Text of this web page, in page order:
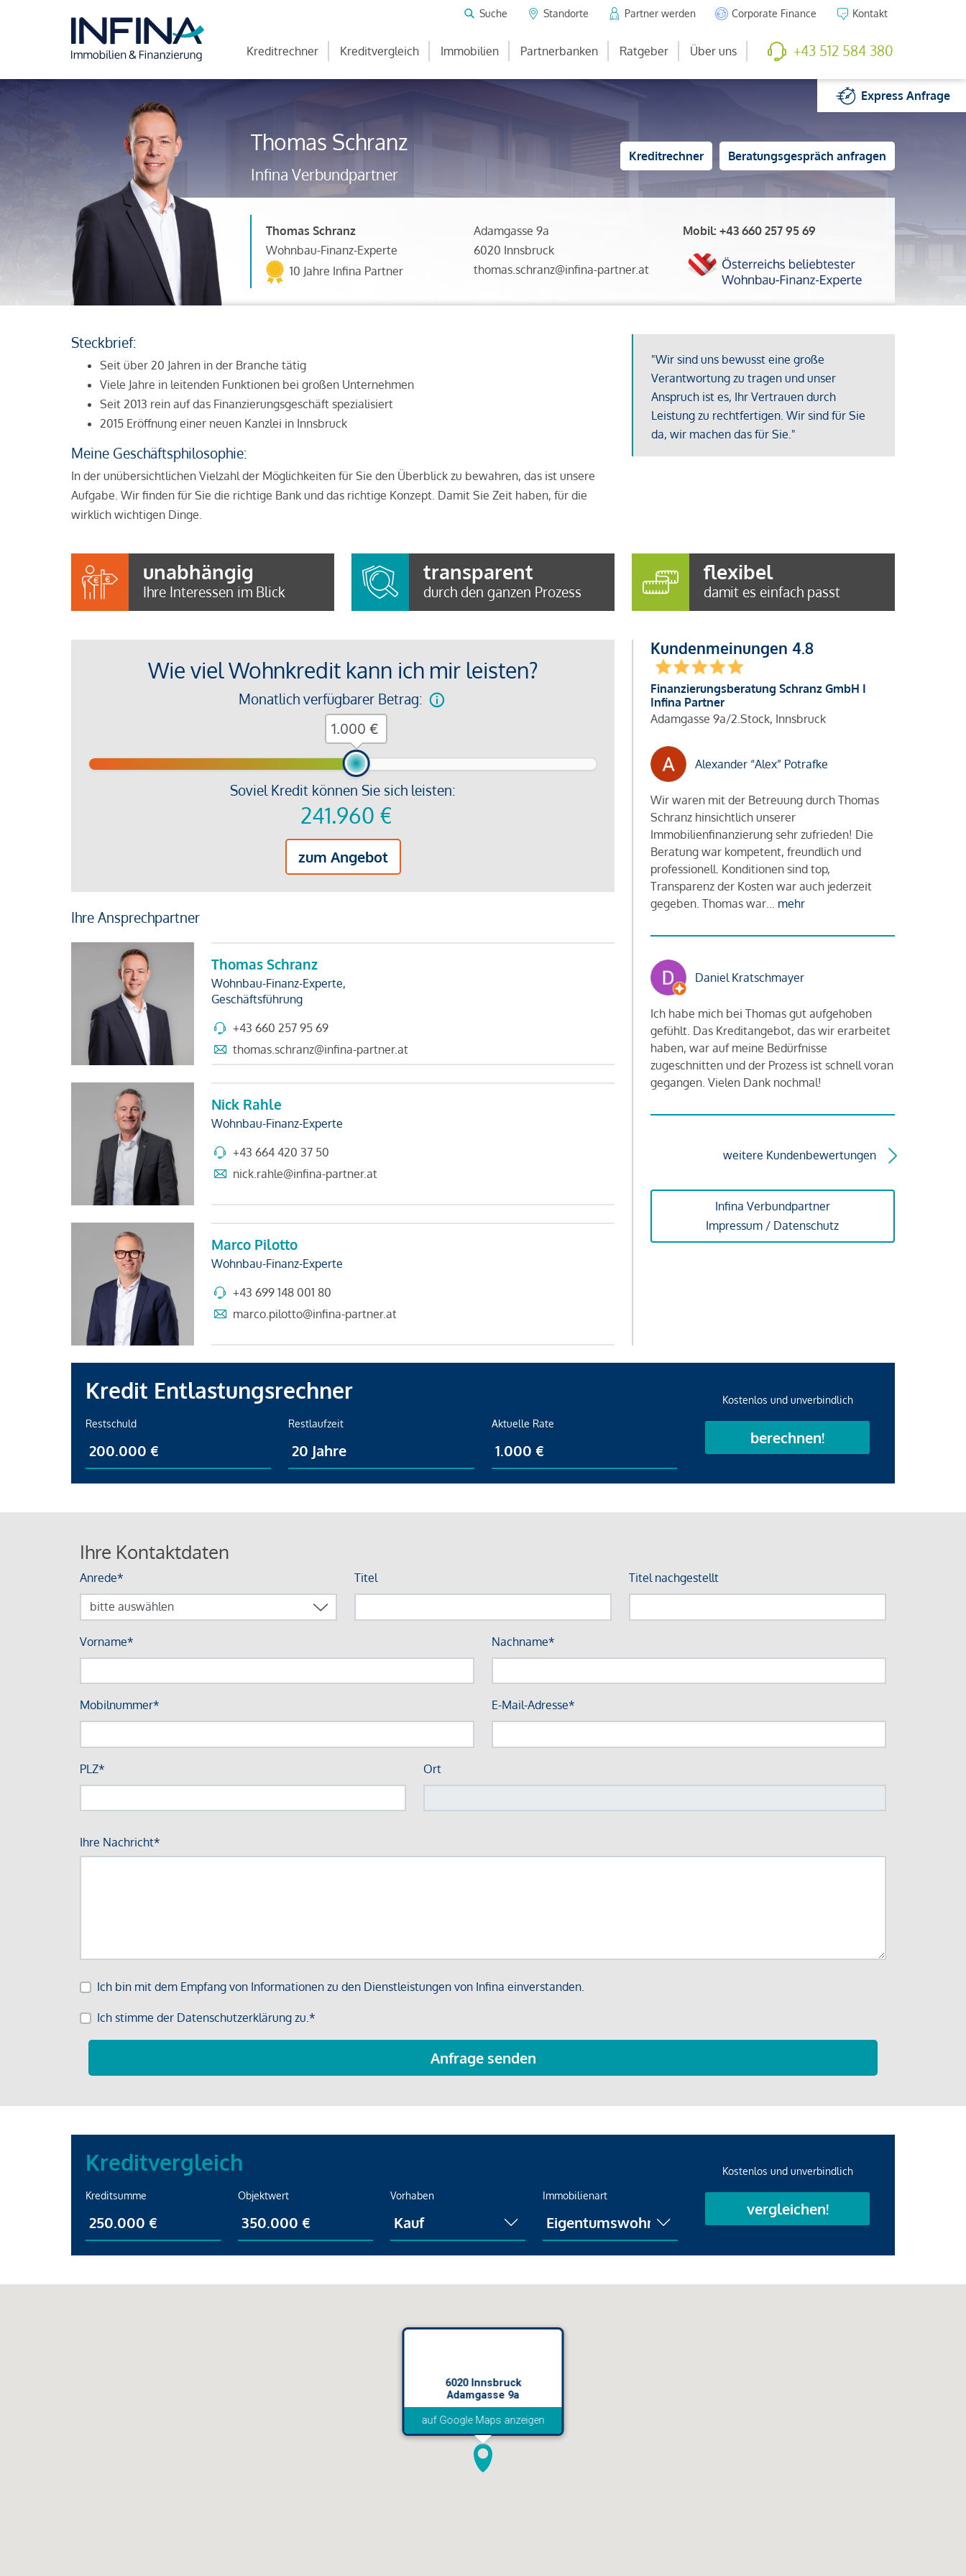
Suche Standorte Partner werden Corporate Finance Kontakt
Kreditrechner Kreditvergleich Immobilien Partnerbanken Ratgeber Über uns +43 512 584 380
ExpressAnfrage
Thomas Schranz
Infina Verbundpartner
Kreditrechner Beratungsgespräch anfragen
Thomas Schranz
Wohnbau-Finanz-Experte
10 Jahre Infina Partner
Adamgasse 9a
6020 Innsbruck
thomas.schranz@infina-partner.at
Mobil: +43 660 257 95 69
Steckbrief:
Seit über 20 Jahren in der Branche tätig
Viele Jahre in leitenden Funktionen bei großen Unternehmen
Seit 2013 rein auf das Finanzierungsgeschäft spezialisiert
2015 Eröffnung einer neuen Kanzlei in Innsbruck
Meine Geschäftsphilosophie:
In der unübersichtlichen Vielzahl der Möglichkeiten für Sie den Überblick zu bewahren, das ist unsere
Aufgabe. Wir finden für Sie die richtige Bank und das richtige Konzept. Damit Sie Zeit haben, für die
wirklich wichtigen Dinge.
"Wir sind uns bewusst eine große
Verantwortung zu tragen und unser
Anspruch ist es, Ihr Vertrauen durch
Leistung zu rechtfertigen. Wir sind für Sie
da, wir machen das für Sie."
unabhängig
Ihre Interessen im Blick
transparent
durch den ganzen Prozess
flexibel
damit es einfach passt
Wie viel Wohnkredit kann ich mir leisten?
Monatlich verfügbarer Betrag:
Soviel Kredit können Sie sich leisten:
241.960 €
zum Angebot
€
Ihre Ansprechpartner
Thomas Schranz
Wohnbau-Finanz-Experte,
Geschäftsführung
+43 660 257 95 69
thomas.schranz@infina-partner.at
Nick Rahle
Wohnbau-Finanz-Experte
+43 664 420 37 50
nick.rahle@infina-partner.at
Marco Pilotto
Wohnbau-Finanz-Experte
+43 699 148 001 80
marco.pilotto@infina-partner.at
Kundenmeinungen 4.8
Finanzierungsberatung Schranz GmbH I
Infina Partner
Adamgasse 9a/2.Stock, Innsbruck
Alexander “Alex” Potrafke
Wir waren mit der Betreuung durch Thomas
Schranz hinsichtlich unserer
Immobilienfinanzierung sehr zufrieden! Die
Beratung war kompetent, freundlich und
professionell. Konditionen sind top,
Transparenz der Kosten war auch jederzeit
gegeben. Thomas war… mehr
Daniel Kratschmayer
Ich habe mich bei Thomas gut aufgehoben
gefühlt. Das Kreditangebot, das wir erarbeitet
haben, war auf meine Bedürfnisse
zugeschnitten und der Prozess ist schnell voran
gegangen. Vielen Dank nochmal!
weitere Kundenbewertungen
Infina Verbundpartner
Impressum / Datenschutz
Kredit Entlastungsrechner
Restschuld Restlaufzeit Aktuelle Rate
Kostenlos und unverbindlich
berechnen!
Kreditvergleich
Kreditsumme Objektwert Vorhaben Immobilienart
Kostenlos und unverbindlich
vergleichen!
6020 Innsbruck
Adamgasse 9a
auf Google Maps anzeigen